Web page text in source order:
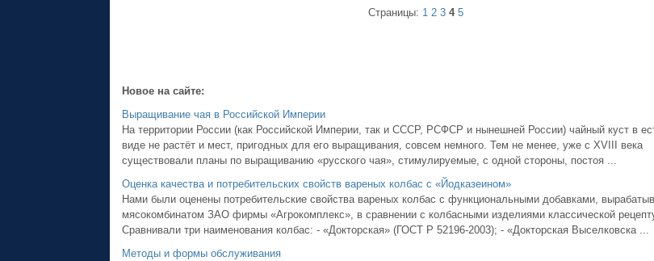
Страницы: 1 2 3 4 5
Новое на сайте:
Выращивание чая в Российской Империи
На территории России (как Российской Империи, так и СССР, РСФСР и нынешней России) чайный куст в
виде не растёт и мест, пригодных для его выращивания, совсем немного. Тем не менее, уже с XVIII века
существовали планы по выращиванию «русского чая», стимулируемые, с одной стороны, постоя ...
Оценка качества и потребительских свойств вареных колбас с «Йодказеином»
Нами были оценены потребительские свойства вареных колбас с функциональными добавками,
мясокомбинатом ЗАО фирмы «Агрокомплекс», в сравнении с колбасными изделиями классической
Сравнивали три наименования колбас: - «Докторская» (ГОСТ Р 52196-2003); - «Докторская Выселковска ...
Методы и формы обслуживания